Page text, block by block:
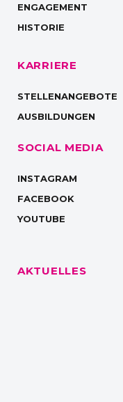
ENGAGEMENT
HISTORIE
KARRIERE
STELLENANGEBOTE
AUSBILDUNGEN
SOCIAL MEDIA
INSTAGRAM
FACEBOOK
YOUTUBE
AKTUELLES